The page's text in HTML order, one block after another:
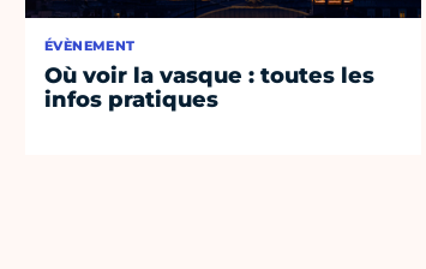
ÉVÈNEMENT
Où voir la vasque : toutes les
infos pratiques